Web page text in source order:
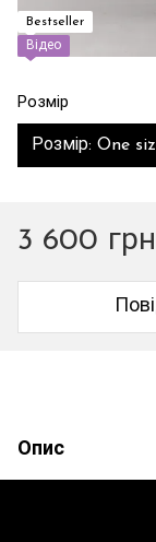
Bestseller
Відео
Розмір
Розмір: One
3 600 грн
Опис